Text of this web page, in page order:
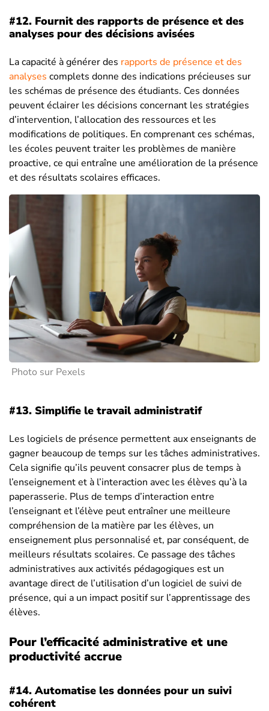
#12. Fournit des rapports de présence et des
analyses pour des décisions avisées
La capacité à générer des rapports de présence et des
analyses complets donne des indications précieuses sur
les schémas de présence des étudiants. Ces données
peuvent éclairer les décisions concernant les stratégies
d’intervention, l’allocation des ressources et les
modifications de politiques. En comprenant ces schémas,
les écoles peuvent traiter les problèmes de manière
proactive, ce qui entraîne une amélioration de la présence
et des résultats scolaires efficaces.
Photo sur Pexels
#13. Simplifie le travail administratif
Les logiciels de présence permettent aux enseignants de
gagner beaucoup de temps sur les tâches administratives.
Cela signifie qu’ils peuvent consacrer plus de temps à
l’enseignement et à l’interaction avec les élèves qu’à la
paperasserie. Plus de temps d’interaction entre
l’enseignant et l’élève peut entraîner une meilleure
compréhension de la matière par les élèves, un
enseignement plus personnalisé et, par conséquent, de
meilleurs résultats scolaires. Ce passage des tâches
administratives aux activités pédagogiques est un
avantage direct de l’utilisation d’un logiciel de suivi de
présence, qui a un impact positif sur l’apprentissage des
élèves.
Pour l’efficacité administrative et une
productivité accrue
#14. Automatise les données pour un suivi
cohérent